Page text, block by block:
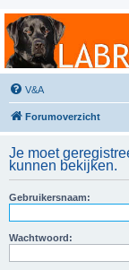
Labradorforum
Het gezelligste
V&A
Forumoverzicht
Je moet
kunnen bekijken.
Gebruikersnaam:
Wachtwoord: